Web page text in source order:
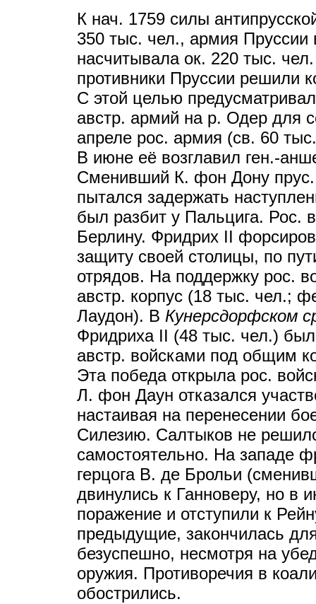
К нач. 1759 силы
350 тыс. чел., армия Пруссии
насчитывала ок. 220 тыс.
противники Пруссии решили
С этой целью
австр. армий на р. Одер для
апреле рос. армия (св. 60
В июне её возглавил ген.-
Сменивший К. фон Дону
пытался задержать
был разбит у Пальцига. Рос.
Берлину. Фридрих II
защиту своей столицы, по
отрядов. На поддержку рос.
австр. корпус (18 тыс. чел.;
Лаудон). В Кунерсдорфском
Фридриха II (48 тыс. чел.)
австр. войсками под общим
Эта победа открыла рос.
Л. фон Даун отказался
настаивая на перенесении
Силезию. Салтыков не
самостоятельно. На западе
герцога В. де Брольи
двинулись к Ганноверу, но в
поражение и отступили к
предыдущие, закончилась
безуспешно, несмотря на
оружия. Противоречия в
обострились.